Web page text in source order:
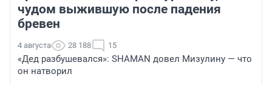
чудом выжившую после падения
бревен
4 августа 28 188 15
«Дед разбушевался»: SHAMAN довел Мизулину — что
он натворил